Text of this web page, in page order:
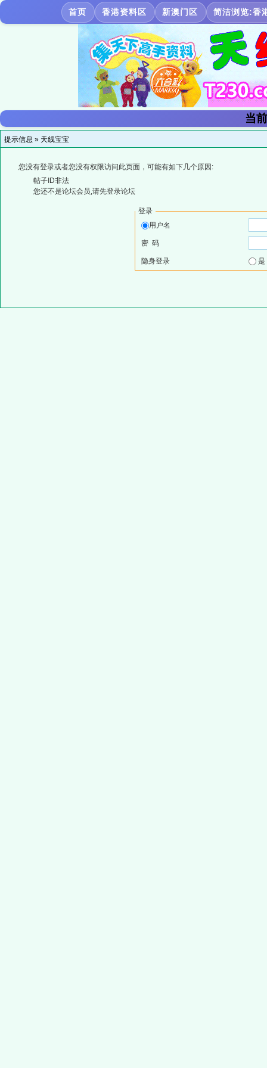
首页 香港资料区 新澳门区 简洁浏览:香
当
提示信息 » 天线宝宝
您没有登录或者您没有权限访问此页面，可能有如下几个原因:
帖子ID非法
您还不是论坛会员,请先登录论坛
登录
用户名
密 码
隐身登录